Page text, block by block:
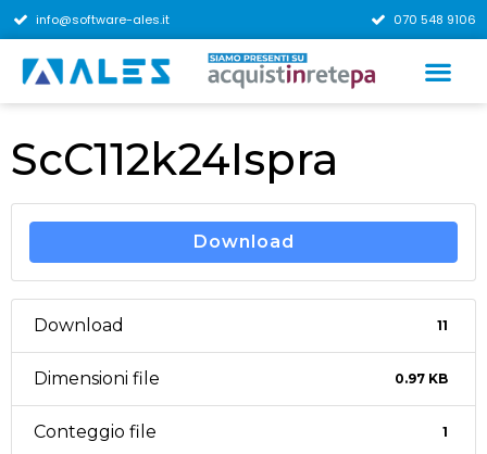
info@software-ales.it 070 548 9106
ScC112k24Ispra
Download
Download 11
Dimensioni file 0.97 KB
Conteggio file 1